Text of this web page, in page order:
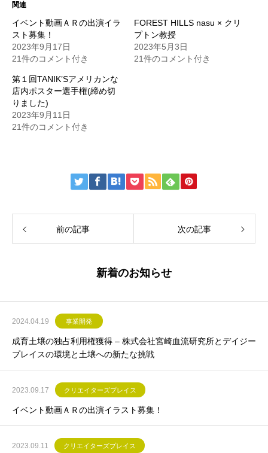
関連
イベント動画ＡＲの出演イラ
スト募集！
2023年9月17日
21件のコメント付き
FOREST HILLS nasu × クリ
プトン教授
2023年5月3日
21件のコメント付き
第１回TANIK’Sアメリカンな
店内ポスター選手権(締め切
りました)
2023年9月11日
21件のコメント付き
前の記事 次の記事
新着のお知らせ
2024.04.19 事業開発
成育土壌の独占利用権獲得 – 株式会社宮崎血流研究所とデイジー
プレイスの環境と土壌への新たな挑戦
2023.09.17 クリエイターズプレイス
イベント動画ＡＲの出演イラスト募集！
2023.09.11 クリエイターズプレイス